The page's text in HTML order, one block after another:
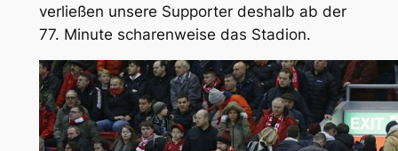
verließen unsere Supporter deshalb ab der
77. Minute scharenweise das Stadion.